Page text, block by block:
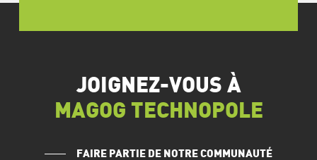
JOIGNEZ-VOUS À
MAGOG TECHNOPOLE
FAIRE PARTIE DE NOTRE COMMUNAUTÉ